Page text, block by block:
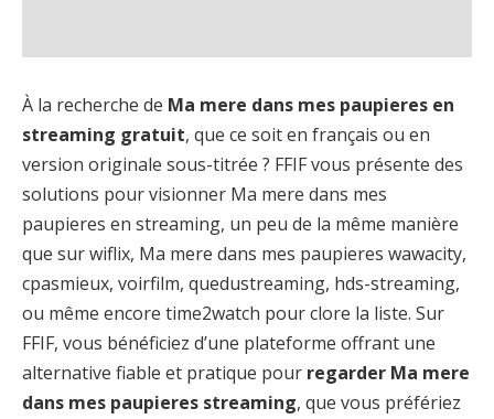
À la recherche de Ma mere dans mes paupieres en
streaming gratuit, que ce soit en français ou en
version originale sous-titrée ? FFIF vous présente des
solutions pour visionner Ma mere dans mes
paupieres en streaming, un peu de la même manière
que sur wiflix, Ma mere dans mes paupieres wawacity,
cpasmieux, voirfilm, quedustreaming, hds-streaming,
ou même encore time2watch pour clore la liste. Sur
FFIF, vous bénéficiez d’une plateforme offrant une
alternative fiable et pratique pour regarder Ma mere
dans mes paupieres streaming, que vous préfériez